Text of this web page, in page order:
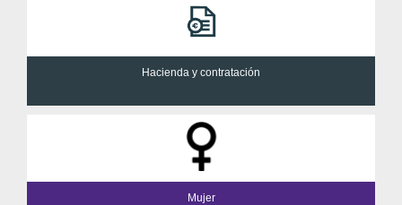
Hacienda y contratación
Mujer